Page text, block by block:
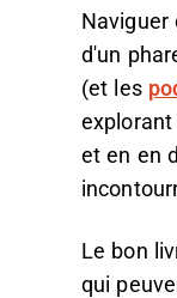
d'un
(et les
et en en
Le bon
qui